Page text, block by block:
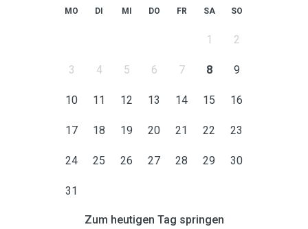
MO DI MI DO FR SA SO
1 2
3 4 5 6 7 8 9
10 11 12 13 14 15 16
17 18 19 20 21 22 23
24 25 26 27 28 29 30
31
Zum heutigen Tag springen